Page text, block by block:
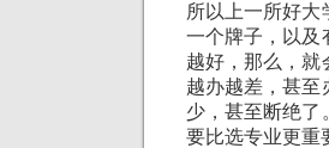
所以上一所好
一个牌子，以及
越好，那么，就
越办越差，甚至
少，甚至断绝了
要比选专业更重